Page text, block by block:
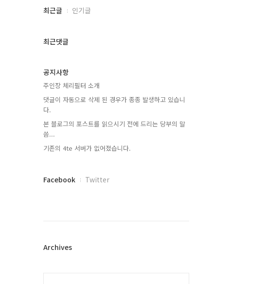
최
과
글
최근글 인기글
최근댓글
공지사항
주인장 체리필터 소개
댓글이 자동으로 삭제 된 경우가 종종 발생하고 있습니
다.
본 블로그의 포스트를 읽으시기 전에 드리는 당부의 말
씀...
기존의 4te 서버가 없어졌습니다.
페
플
Facebook Twitter
Archives